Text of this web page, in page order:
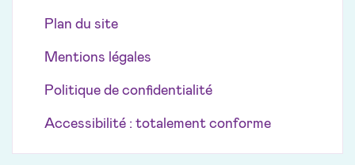
Plan du site
Mentions légales
Politique de confidentialité
Accessibilité : totalement conforme